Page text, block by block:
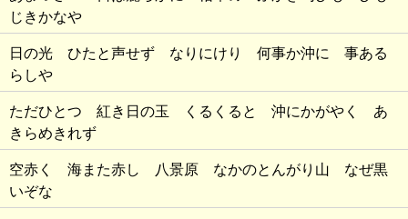
じきかなや
日の光 ひたと声せず なりにけり 何事か沖に 事ある
らしや
ただひとつ 紅き日の玉 くるくると 沖にかがやく あ
きらめきれず
空赤く 海また赤し 八景原 なかのとんがり山 なぜ黒
いぞな